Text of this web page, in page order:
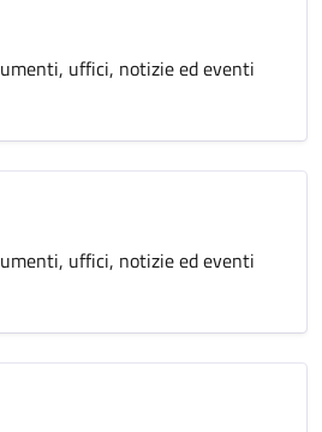
uffici, notizie ed eventi
uffici, notizie ed eventi